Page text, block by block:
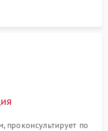
проконсультирует по